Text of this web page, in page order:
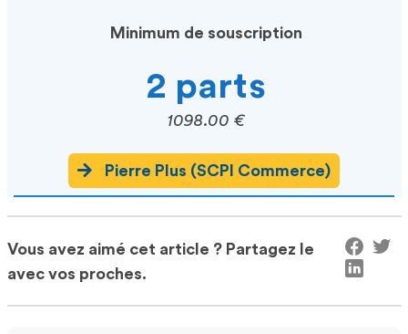
Minimum de souscription
2 parts
1098.00 €
Pierre Plus (SCPI Commerce)
Vous avez aimé cet article ? Partagez le
avec vos proches.